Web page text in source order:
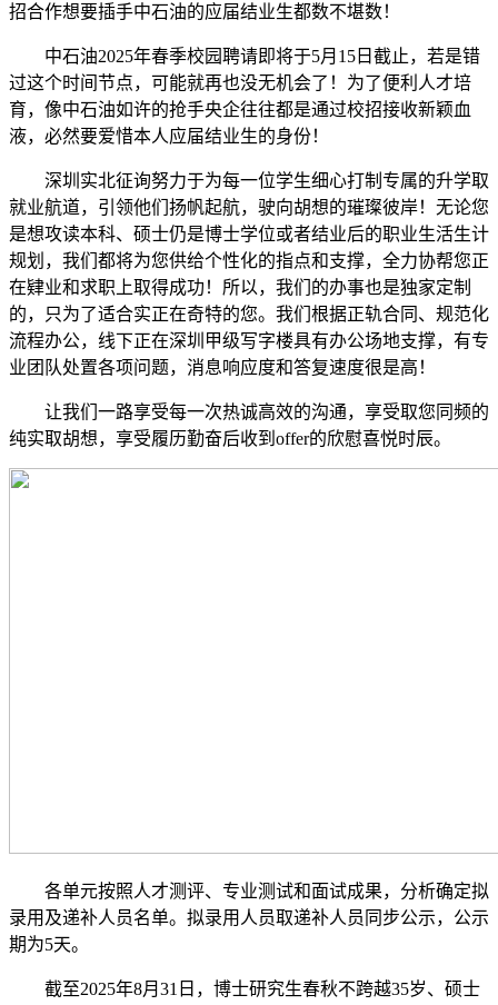
招合作想要插手中石油的应届结业生都数不堪数！
中石油2025年春季校园聘请即将于5月15日截止，若是错
过这个时间节点，可能就再也没无机会了！为了便利人才培
育，像中石油如许的抢手央企往往都是通过校招接收新颖血
液，必然要爱惜本人应届结业生的身份！
深圳实北征询努力于为每一位学生细心打制专属的升学取
就业航道，引领他们扬帆起航，驶向胡想的璀璨彼岸！无论您
是想攻读本科、硕士仍是博士学位或者结业后的职业生活生计
规划，我们都将为您供给个性化的指点和支撑，全力协帮您正
在肄业和求职上取得成功！所以，我们的办事也是独家定制
的，只为了适合实正在奇特的您。我们根据正轨合同、规范化
流程办公，线下正在深圳甲级写字楼具有办公场地支撑，有专
业团队处置各项问题，消息响应度和答复速度很是高！
让我们一路享受每一次热诚高效的沟通，享受取您同频的
纯实取胡想，享受履历勤奋后收到offer的欣慰喜悦时辰。
各单元按照人才测评、专业测试和面试成果，分析确定拟
录用及递补人员名单。拟录用人员取递补人员同步公示，公示
期为5天。
截至2025年8月31日，博士研究生春秋不跨越35岁、硕士